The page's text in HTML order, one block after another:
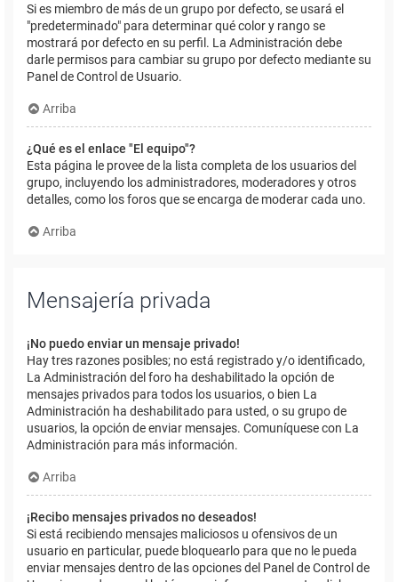
Si es miembro de más de un grupo por defecto, se usará el
"predeterminado" para determinar qué color y rango se
mostrará por defecto en su perfil. La Administración debe
darle permisos para cambiar su grupo por defecto mediante su
Panel de Control de Usuario.
Arriba
¿Qué es el enlace "El equipo"?
Esta página le provee de la lista completa de los usuarios del
grupo, incluyendo los administradores, moderadores y otros
detalles, como los foros que se encarga de moderar cada uno.
Arriba
Mensajería privada
¡No puedo enviar un mensaje privado!
Hay tres razones posibles; no está registrado y/o identificado,
La Administración del foro ha deshabilitado la opción de
mensajes privados para todos los usuarios, o bien La
Administración ha deshabilitado para usted, o su grupo de
usuarios, la opción de enviar mensajes. Comuníquese con La
Administración para más información.
Arriba
¡Recibo mensajes privados no deseados!
Si está recibiendo mensajes maliciosos u ofensivos de un
usuario en particular, puede bloquearlo para que no le pueda
enviar mensajes dentro de las opciones del Panel de Control de